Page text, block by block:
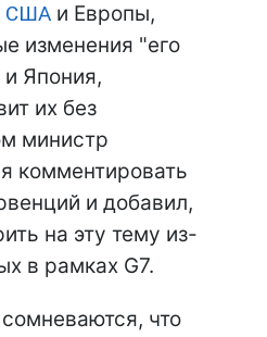
США и Европы,
изменения "его
Япония,
их без
министр
комментировать
и добавил,
на эту тему из-
в рамках G7.
что